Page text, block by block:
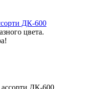
ДК-600
цвета.